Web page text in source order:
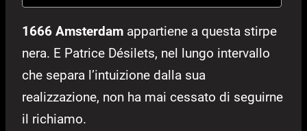
1666 Amsterdam appartiene a questa stirpe
nera. E Patrice Désilets, nel lungo intervallo
che separa l’intuizione dalla sua
realizzazione, non ha mai cessato di seguirne
il richiamo.